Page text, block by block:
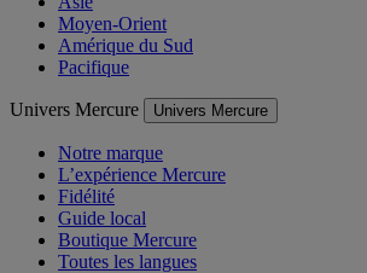
Moyen-Orient
Amérique du Sud
Pacifique
Univers Mercure Univers Mercure
Notre marque
L’expérience Mercure
Fidélité
Guide local
Boutique Mercure
Toutes les langues